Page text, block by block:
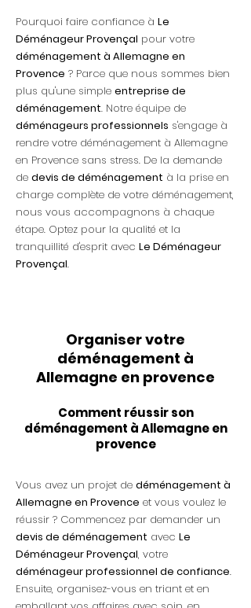
Pourquoi faire confiance à Le
Déménageur Provençal pour votre
déménagement à Allemagne en
Provence ? Parce que nous sommes bien
plus qu'une simple entreprise de
déménagement. Notre équipe de
déménageurs professionnels s'engage à
rendre votre déménagement à Allemagne
en Provence sans stress. De la demande
de devis de déménagement à la prise en
charge complète de votre déménagement,
nous vous accompagnons à chaque
étape. Optez pour la qualité et la
tranquillité d'esprit avec Le Déménageur
Provençal.
Organiser votre
déménagement à
Allemagne en provence
Comment réussir son
déménagement à Allemagne en
provence
Vous avez un projet de déménagement à
Allemagne en Provence et vous voulez le
réussir ? Commencez par demander un
devis de déménagement avec Le
Déménageur Provençal, votre
déménageur professionnel de confiance.
Ensuite, organisez-vous en triant et en